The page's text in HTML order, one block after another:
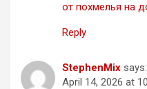
от похмелья на
Reply
StephenMix says:
April 14, 2026 at